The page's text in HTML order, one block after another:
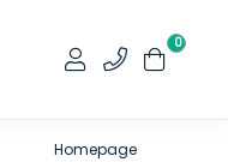
0
Homepage